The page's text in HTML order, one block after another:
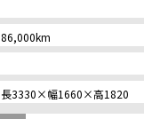
86,000km
長3330×幅1660×高1820